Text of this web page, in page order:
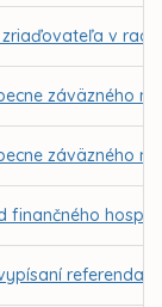
v
záväzného
záväzného
finančného
referenda